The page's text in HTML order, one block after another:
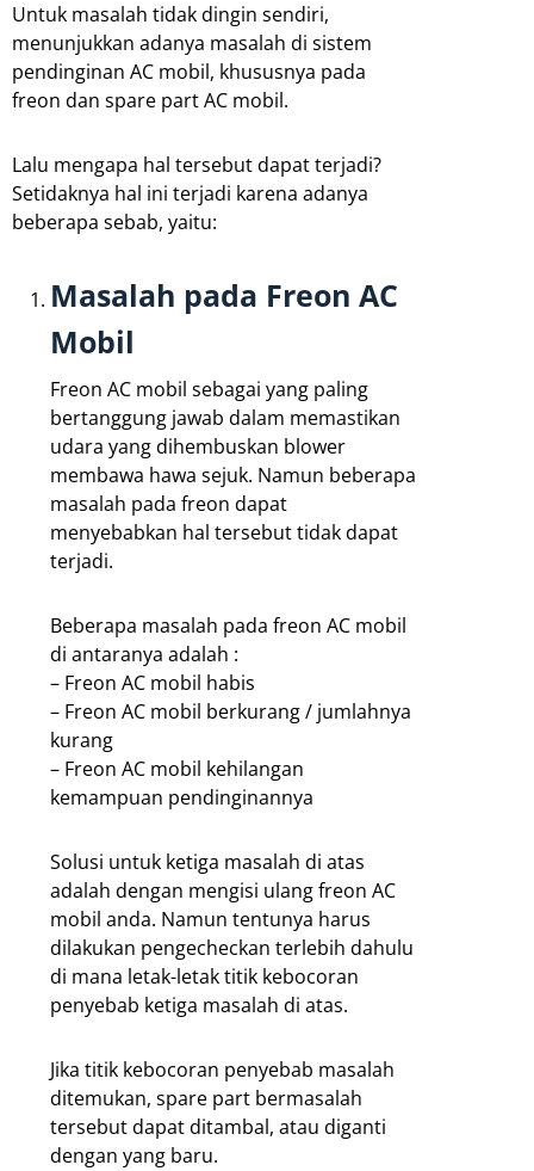
Untuk masalah tidak dingin sendiri,
menunjukkan adanya masalah di sistem
pendinginan AC mobil, khususnya pada
freon dan spare part AC mobil.
Lalu mengapa hal tersebut dapat terjadi?
Setidaknya hal ini terjadi karena adanya
beberapa sebab, yaitu:
Masalah pada Freon AC
Mobil
Freon AC mobil sebagai yang paling
bertanggung jawab dalam memastikan
udara yang dihembuskan blower
membawa hawa sejuk. Namun beberapa
masalah pada freon dapat
menyebabkan hal tersebut tidak dapat
terjadi.
Beberapa masalah pada freon AC mobil
di antaranya adalah :
– Freon AC mobil habis
– Freon AC mobil berkurang / jumlahnya
kurang
– Freon AC mobil kehilangan
kemampuan pendinginannya
Solusi untuk ketiga masalah di atas
adalah dengan mengisi ulang freon AC
mobil anda. Namun tentunya harus
dilakukan pengecheckan terlebih dahulu
di mana letak-letak titik kebocoran
penyebab ketiga masalah di atas.
Jika titik kebocoran penyebab masalah
ditemukan, spare part bermasalah
tersebut dapat ditambal, atau diganti
dengan yang baru.